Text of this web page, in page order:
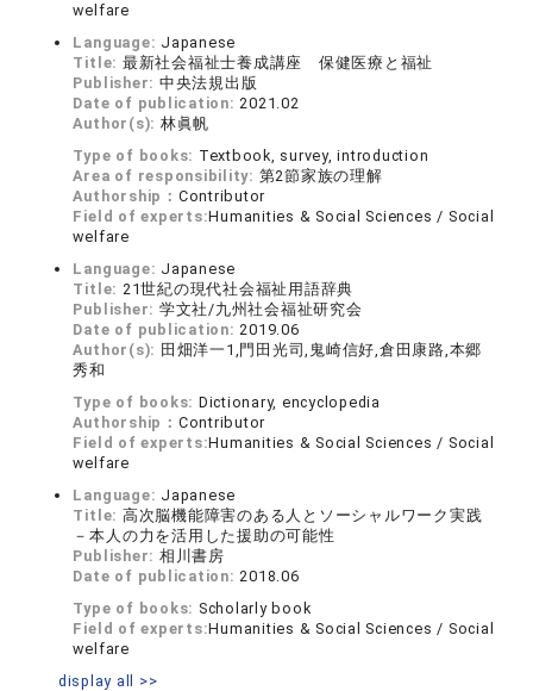
welfare
Language: Japanese
Title: 最新社会福祉士養成講座 保健医療と福祉
Publisher: 中央法規出版
Date of publication:2021.02
Author(s): 林眞帆
Type of books: Textbook, survey, introduction
Area of responsibility: 第2節家族の理解
Authorship： Contributor
Field of experts:Humanities & Social Sciences / Social
welfare
Language: Japanese
Title: 21世紀の現代社会福祉用語辞典
Publisher: 学文社/九州社会福祉研究会
Date of publication:2019.06
Author(s): 田畑洋一1,門田光司,鬼崎信好,倉田康路,本郷
秀和
Type of books: Dictionary, encyclopedia
Authorship： Contributor
Field of experts:Humanities & Social Sciences / Social
welfare
Language: Japanese
Title: 高次脳機能障害のある人とソーシャルワーク実践
－本人の力を活用した援助の可能性
Publisher: 相川書房
Date of publication:2018.06
Type of books: Scholarly book
Field of experts:Humanities & Social Sciences / Social
welfare
display all >>